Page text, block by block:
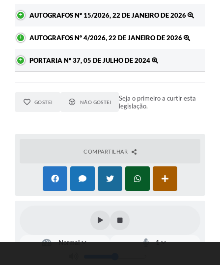
AUTOGRAFOS Nº 15/2026, 22 DE JANEIRO DE 2026
AUTOGRAFOS Nº 4/2026, 22 DE JANEIRO DE 2026
PORTARIA Nº 37, 05 DE JULHO DE 2024
GOSTEI NÃO GOSTEI
Seja o primeiro a curtir esta
legislação.
COMPARTILHAR